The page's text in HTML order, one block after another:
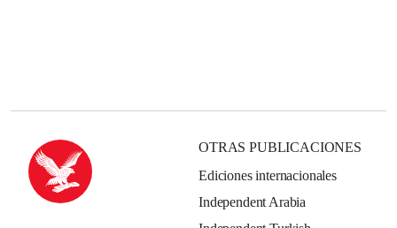
OTRAS PUBLICACIONES
Ediciones internacionales
Independent Arabia